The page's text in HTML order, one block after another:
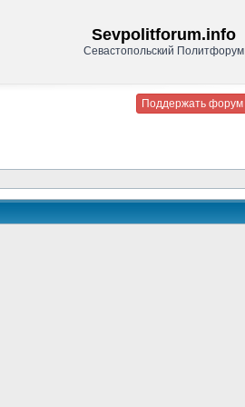
Sevpolitforum.info
Севастопольский Политфорум
Поддержать форум